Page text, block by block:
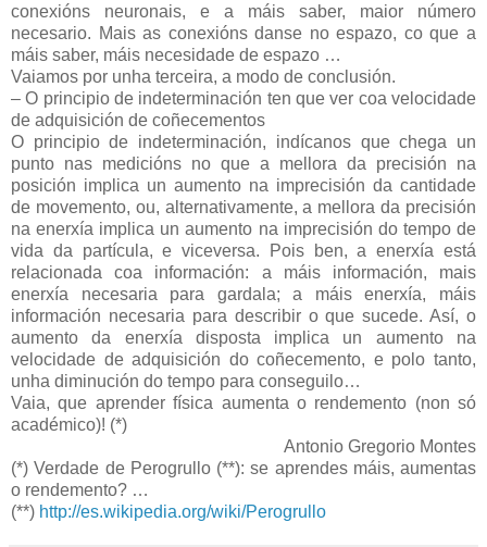
conexións neuronais, e a máis saber, maior número
necesario. Mais as conexións danse no espazo, co que a
máis saber, máis necesidade de espazo …
Vaiamos por unha terceira, a modo de conclusión.
– O principio de indeterminación ten que ver coa velocidade
de adquisición de coñecementos
O principio de indeterminación, indícanos que chega un
punto nas medicións no que a mellora da precisión na
posición implica un aumento na imprecisión da cantidade
de movemento, ou, alternativamente, a mellora da precisión
na enerxía implica un aumento na imprecisión do tempo de
vida da partícula, e viceversa. Pois ben, a enerxía está
relacionada coa información: a máis información, mais
enerxía necesaria para gardala; a máis enerxía, máis
información necesaria para describir o que sucede. Así, o
aumento da enerxía disposta implica un aumento na
velocidade de adquisición do coñecemento, e polo tanto,
unha diminución do tempo para conseguilo…
Vaia, que aprender física aumenta o rendemento (non só
académico)! (*)
Antonio Gregorio Montes
(*) Verdade de Perogrullo (**): se aprendes máis, aumentas
o rendemento? …
(**) http://es.wikipedia.org/wiki/Perogrullo